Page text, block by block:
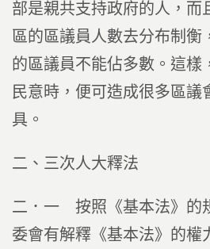
部是親共支持政府的人，而
區的區議員人數去分布制衡
的區議員不能佔多數。這樣
民意時，便可造成很多區議
具。
二、三次人大釋法
二．一 按照《基本法》的
委會有解釋《基本法》的權